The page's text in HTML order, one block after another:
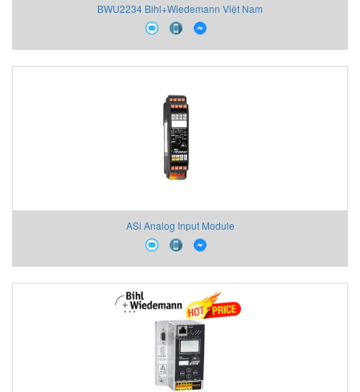
BWU2234 Bihl+Wiedemann Việt Nam
ASi Analog Input Module